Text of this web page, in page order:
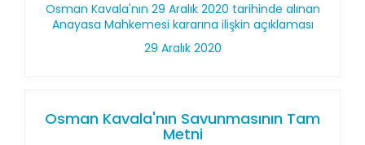
Osman Kavala'nın 29 Aralık 2020 tarihinde alınan
Anayasa Mahkemesi kararına ilişkin açıklaması
29 Aralık 2020
Osman Kavala'nın Savunmasının Tam
Metni